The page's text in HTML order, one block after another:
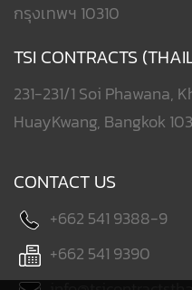
กรุงเทพฯ 10310
TSI CONTRACTS
231-231/1 Soi Phawana,
HuayKwang, Bangkok
CONTACT US
+662 541 9388-9
+662 541 9390